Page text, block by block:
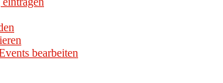
bearbeiten